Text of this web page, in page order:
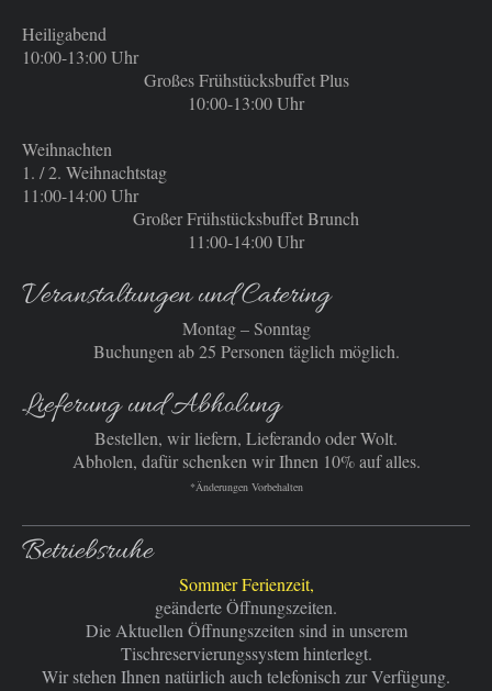
Heiligabend
10:00-13:00 Uhr
Großes Frühstücksbuffet Plus
10:00-13:00 Uhr
Weihnachten
1. / 2. Weihnachtstag
11:00-14:00 Uhr
Großer Frühstücksbuffet Brunch
11:00-14:00 Uhr
Veranstaltungen und Catering
Montag – Sonntag
Buchungen ab 25 Personen täglich möglich.
Lieferung und Abholung
Bestellen, wir liefern, Lieferando oder Wolt.
Abholen, dafür schenken wir Ihnen 10% auf alles.
*Änderungen Vorbehalten
Betriebsruhe
Sommer Ferienzeit,
geänderte Öffnungszeiten.
Die Aktuellen Öffnungszeiten sind in unserem
Tischreservierungssystem hinterlegt.
Wir stehen Ihnen natürlich auch telefonisch zur Verfügung.